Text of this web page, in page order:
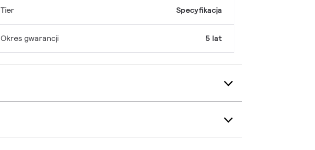
Tier Specyfikacja
Okres gwarancji 5 lat